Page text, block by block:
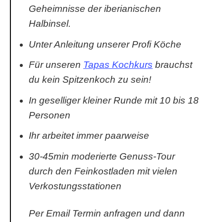
Geheimnisse der iberianischen
Halbinsel.
Unter Anleitung unserer Profi Köche
Für unseren Tapas Kochkurs brauchst
du kein Spitzenkoch zu sein!
In geselliger kleiner Runde mit 10 bis 18
Personen
Ihr arbeitet immer paarweise
30-45min moderierte Genuss-Tour
durch den Feinkostladen mit vielen
Verkostungsstationen
Per Email Termin anfragen und dann